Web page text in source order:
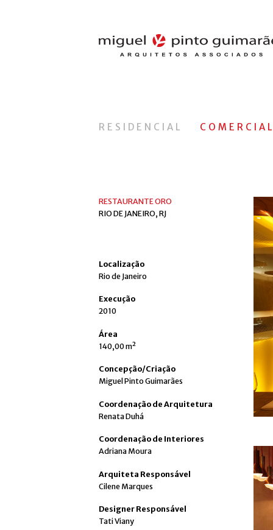
RESIDENCIAL COMERCIAL
RESTAURANTE ORO
RIO DE JANEIRO, RJ
Localização
Rio de Janeiro
Execução
2010
Área
140,00 m²
Concepção/Criação
Miguel Pinto Guimarães
Coordenação de Arquitetura
Renata Duhá
Coordenação de Interiores
Adriana Moura
Arquiteta Responsável
Cilene Marques
Designer Responsável
Tati Viany